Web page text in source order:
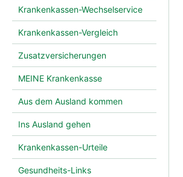
Krankenkassen-Wechselservice
Krankenkassen-Vergleich
Zusatzversicherungen
MEINE Krankenkasse
Aus dem Ausland kommen
Ins Ausland gehen
Krankenkassen-Urteile
Gesundheits-Links